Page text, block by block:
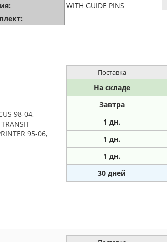
WITH GUIDE PINS
98-04,
95-06,
Поставка
На складе
Завтра
1 дн.
1 дн.
1 дн.
30 дней